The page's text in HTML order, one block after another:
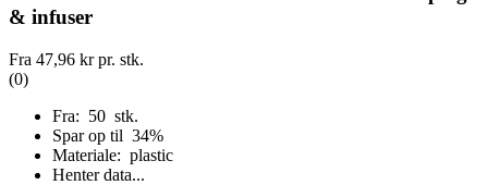
& infuser
Fra 47,96 krpr. stk.
(0)
Fra: 50 stk.
Spar op til 34%
Materiale: plastic
Henter data...